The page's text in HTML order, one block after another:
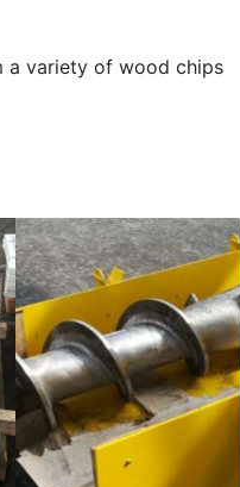
a variety of wood chips